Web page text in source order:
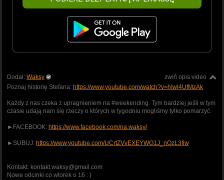
zwiń opis video
Dodał: Waksy
Poznaj historię Stefana: https://www.youtube.com/watch?v=hIwl4UfMzAk
Każdy z nas czeka z upragnieniem na #weekending. Tym bardziej jeśli w tym
czasie udają nam się rzeczy o których w tygodniu mogliśmy tylko pomarzyć.
►FACEBOOK: https://www.facebook.com/na.waksy/
►SUBUJ: https://www.youtube.com/UCrtZVvEXEYWO1J_nOzL3fiw
Kontakt: kontakt.waksy@gmail.com
Nowe odcinki co wtorek o 16 : )